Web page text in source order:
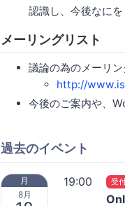
認識し、今後なに
メーリングリスト
議論の為のメーリ
http://
今後のご案内や、
過去のイベント
月
8月
19:00 受